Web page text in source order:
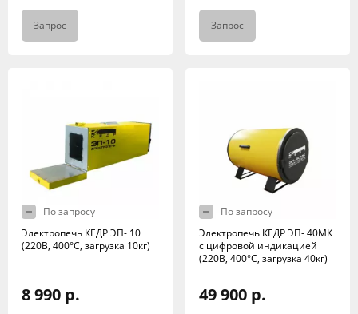
Запрос Запрос
По запросу
Электропечь КЕДР ЭП- 10
(220В, 400°C, загрузка 10кг)
8 990 р.
По запросу
Электропечь КЕДР ЭП- 40МК
с цифровой индикацией
(220В, 400°C, загрузка 40кг)
49 900 р.